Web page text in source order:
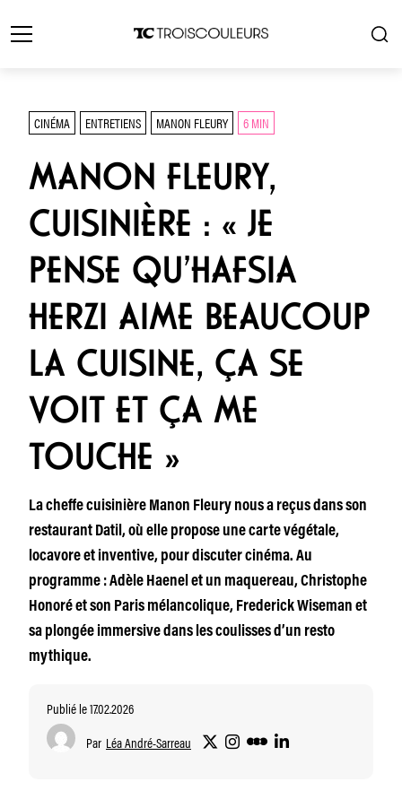
CINÉMA ENTRETIENS MANON FLEURY 6 MIN
MANON FLEURY,
CUISINIÈRE : « JE
PENSE QU’HAFSIA
HERZI AIME BEAUCOUP
LA CUISINE, ÇA SE
VOIT ET ÇA ME
TOUCHE »
La cheffe cuisinière Manon Fleury nous a reçus dans son
restaurant Datil, où elle propose une carte végétale,
locavore et inventive, pour discuter cinéma. Au
programme : Adèle Haenel et un maquereau, Christophe
Honoré et son Paris mélancolique, Frederick Wiseman et
sa plongée immersive dans les coulisses d’un resto
mythique.
Publié le 17.02.2026
Par Léa André-Sarreau